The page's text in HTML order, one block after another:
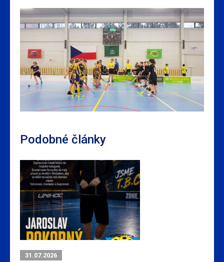
Podobné články
31.07.2026